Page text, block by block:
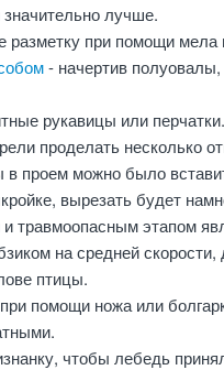
лучше.
разметку при помощи
- начертив
рукавицы или
проделать несколько
проем можно было
вырезать будет
травмоопасным этапом
на средней скорости,
птицы.
помощи ножа или
чтобы лебедь